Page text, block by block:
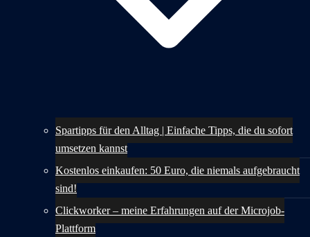
Spartipps für den Alltag | Einfache Tipps, die du sofort
umsetzen kannst
Kostenlos einkaufen: 50 Euro, die niemals aufgebraucht
sind!
Clickworker – meine Erfahrungen auf der Microjob-
Plattform